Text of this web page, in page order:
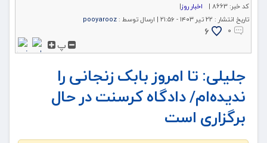
کد خبر: 8663 | اخبار روز|
تاریخ انتشار : ۲۲ تیر ۱۴۰۳ - ۲۱:۵۶ | ارسال توسط : pooyarooz
۰
6
پ
جلیلی: تا امروز بابک زنجانی را
ندیده‌ام/ دادگاه کرسنت در حال
برگزاری است